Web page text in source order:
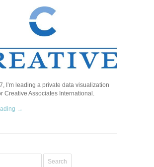
I’m leading a private data visualization
Creative Associates International.
→